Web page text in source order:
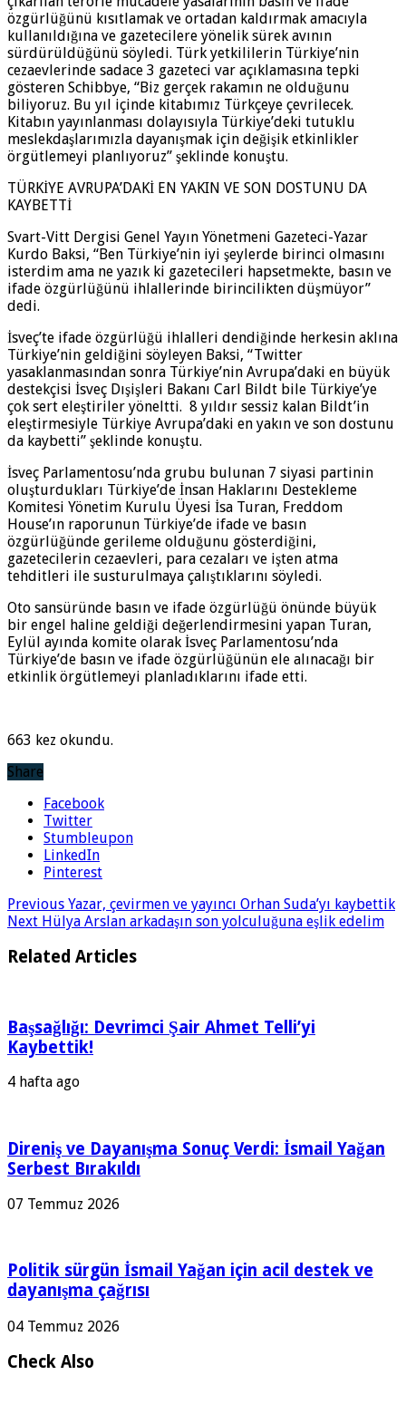
özgürlüğünü kısıtlamak ve ortadan kaldırmak amacıyla
kullanıldığına ve gazetecilere yönelik sürek avının
sürdürüldüğünü söyledi. Türk yetkililerin Türkiye’nin
cezaevlerinde sadace 3 gazeteci var açıklamasına tepki
gösteren Schibbye, “Biz gerçek rakamın ne olduğunu
biliyoruz. Bu yıl içinde kitabımız Türkçeye çevrilecek.
Kitabın yayınlanması dolayısıyla Türkiye’deki tutuklu
meslekdaşlarımızla dayanışmak için değişik etkinlikler
örgütlemeyi planlıyoruz” şeklinde konuştu.
TÜRKİYE AVRUPA’DAKİ EN YAKIN VE SON DOSTUNU DA
KAYBETTİ
Svart-Vitt Dergisi Genel Yayın Yönetmeni Gazeteci-Yazar
Kurdo Baksi, “Ben Türkiye’nin iyi şeylerde birinci olmasını
isterdim ama ne yazık ki gazetecileri hapsetmekte, basın ve
ifade özgürlüğünü ihlallerinde birincilikten düşmüyor”
dedi.
İsveç’te ifade özgürlüğü ihlalleri dendiğinde herkesin aklına
Türkiye’nin geldiğini söyleyen Baksi, “Twitter
yasaklanmasından sonra Türkiye’nin Avrupa’daki en büyük
destekçisi İsveç Dışişleri Bakanı Carl Bildt bile Türkiye’ye
çok sert eleştiriler yöneltti. 8 yıldır sessiz kalan Bildt’in
eleştirmesiyle Türkiye Avrupa’daki en yakın ve son dostunu
da kaybetti” şeklinde konuştu.
İsveç Parlamentosu’nda grubu bulunan 7 siyasi partinin
oluşturdukları Türkiye’de İnsan Haklarını Destekleme
Komitesi Yönetim Kurulu Üyesi İsa Turan, Freddom
House’ın raporunun Türkiye’de ifade ve basın
özgürlüğünde gerileme olduğunu gösterdiğini,
gazetecilerin cezaevleri, para cezaları ve işten atma
tehditleri ile susturulmaya çalıştıklarını söyledi.
Oto sansüründe basın ve ifade özgürlüğü önünde büyük
bir engel haline geldiği değerlendirmesini yapan Turan,
Eylül ayında komite olarak İsveç Parlamentosu’nda
Türkiye’de basın ve ifade özgürlüğünün ele alınacağı bir
etkinlik örgütlemeyi planladıklarını ifade etti.
663 kez okundu.
Share
Facebook
Twitter
Stumbleupon
LinkedIn
Pinterest
Previous Yazar, çevirmen ve yayıncı Orhan Suda’yı kaybettik
Next Hülya Arslan arkadaşın son yolculuğuna eşlik edelim
Related Articles
Başsağlığı: Devrimci Şair Ahmet Telli’yi
Kaybettik!
4 hafta ago
Direniş ve Dayanışma Sonuç Verdi: İsmail Yağan
Serbest Bırakıldı
07 Temmuz 2026
Politik sürgün İsmail Yağan için acil destek ve
dayanışma çağrısı
04 Temmuz 2026
Check Also